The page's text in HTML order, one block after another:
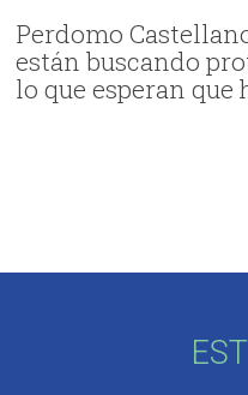
Perdomo
están buscando
lo que esperan